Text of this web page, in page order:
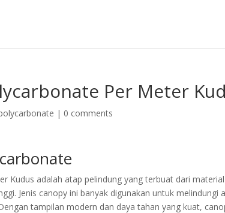
Per Meter
| 0 comments
Kudus adalah atap pelindung yang terbuat dari
Jenis canopy ini banyak digunakan untuk melindungi
tampilan modern dan daya tahan yang kuat,